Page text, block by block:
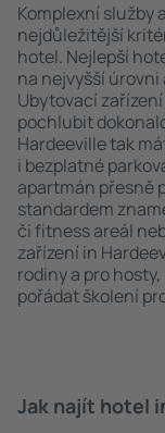
Komplexní služby
nejdůležitější
hotel. Nejlepší
na nejvyšší úrovni
Ubytovací
pochlubit
Hardeeville tak
i bezplatné
apartmán přesně
standardem
či fitness areál
zařízení in
rodiny a pro
pořádat školení
Jak najít hotel